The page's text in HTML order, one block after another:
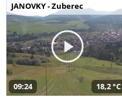
JANOVKY - Zuberec
09:24 18,2 °C